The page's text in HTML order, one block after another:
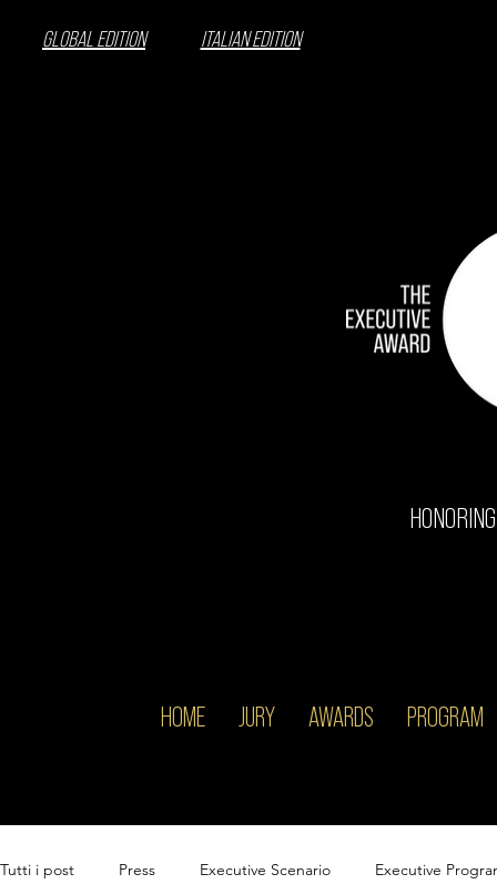
ITALIAN EDITION
GLOBAL EDITION
HOME JURY AWARDS PROGRAM
Tutti i post Press Executive Scenario Executive